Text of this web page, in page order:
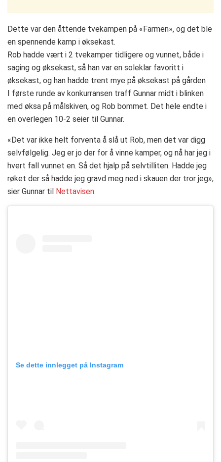
Dette var den åttende tvekampen på «Farmen», og det ble
en spennende kamp i øksekast.
Rob hadde vært i 2 tvekamper tidligere og vunnet, både i
saging og øksekast, så han var en soleklar favoritt i
øksekast, og han hadde trent mye på øksekast på gården
I første runde av konkurransen traff Gunnar midt i blinken
med øksa på målskiven, og Rob bommet. Det hele endte i
en overlegen 10-2 seier til Gunnar.
«Det var ikke helt forventa å slå ut Rob, men det var digg
selvfølgelig. Jeg er jo der for å vinne kamper, og nå har jeg i
hvert fall vunnet en. Så det hjalp på selvtilliten. Hadde jeg
røket der så hadde jeg gravd meg ned i skauen der tror jeg»,
sier Gunnar til Nettavisen.
Se dette innlegget på Instagram